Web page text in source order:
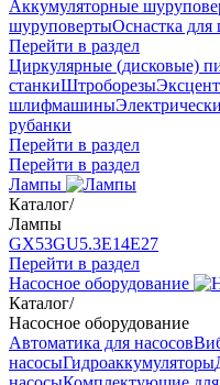
Аккумуляторные
шуруповертыОснастка для
Перейти в раздел
Циркулярные (дисковые)
станкиШтроборезы
шлифмашины
рубанки
Перейти в раздел
Перейти в раздел
Лампы
Каталог/
Лампы
GX53GU5.3Е14Е27
Перейти в раздел
Насосное оборудование
Каталог/
Насосное оборудование
Автоматика для насосов
насосыГидроаккумуляторы